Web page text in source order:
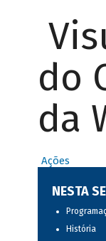
do
da
Ações
NESTA
História